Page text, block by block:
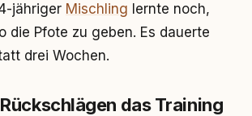
jähriger Mischling lernte noch,
die Pfote zu geben. Es dauerte
drei Wochen.
das Training